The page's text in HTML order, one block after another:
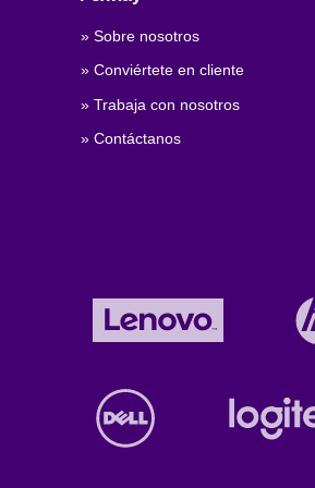
» Sobre nosotros
» Conviértete en cliente
» Trabaja con nosotros
» Contáctanos